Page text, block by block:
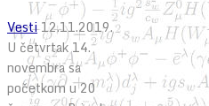
Vesti 12.11.2019.
U četvrtak 14.
novembra sa
početkom u 20